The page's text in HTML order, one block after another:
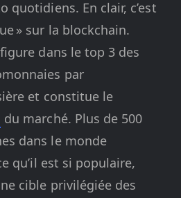
quotidiens. En clair, c’est
» sur la blockchain.
figure dans le top 3 des
par
et constitue le
du marché. Plus de 500
dans le monde
qu’il est si populaire,
cible privilégiée des